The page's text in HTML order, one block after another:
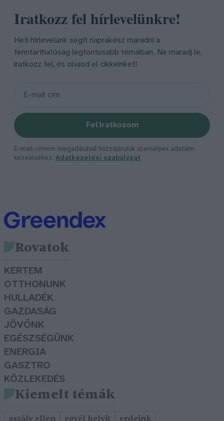
Iratkozz fel hírlevelünkre!
Heti hírlevelünk segít naprakész maradni a
fenntarthatóság legfontosabb témáiban. Ne maradj le,
iratkozz fel, és olvasd el cikkeinket!
Feliratkozom
E-mail-címem megadásával hozzájárulok személyes adataim
kezeléséhez. Adatkezelési szabályzat
Rovatok
KERTEM
OTTHONUNK
HULLADÉK
GAZDASÁG
JÖVŐNK
EGÉSZSÉGÜNK
ENERGIA
GASZTRO
KÖZLEKEDÉS
Kiemelt témák
aszály ellen egyél helyit erdeink